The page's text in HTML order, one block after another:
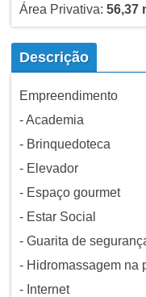
Área Privativa: 56,37
Descrição
Empreendimento
- Academia
- Brinquedoteca
- Elevador
- Espaço gourmet
- Estar Social
- Guarita de
- Hidromassagem na
- Internet